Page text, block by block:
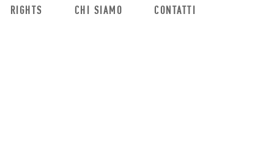
RIGHTS CHI SIAMO CONTATTI